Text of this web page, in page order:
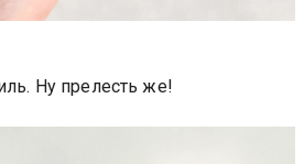
Ну прелесть же!